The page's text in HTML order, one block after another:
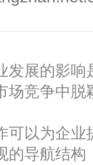
发展的影
场竞争中
可以为企
的导航结